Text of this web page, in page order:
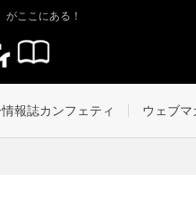
ここにある！
報誌カンフェティ ウェブ